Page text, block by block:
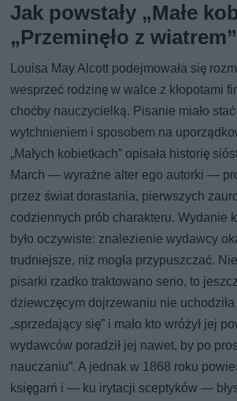
Jak powstały „Małe
„Przeminęło z wiatrem”
Louisa May Alcott podejmowała się
wesprzeć rodzinę w walce z kłopotami
choćby nauczycielką. Pisanie miało
wytchnieniem i sposobem na
„Małych kobietkach” opisała historię
March — wyraźne alter ego autorki —
przez świat dorastania, pierwszych
codziennych prób charakteru. Wydanie
było oczywiste: znalezienie wydawcy
trudniejsze, niż mogła przypuszczać.
pisarki rzadko traktowano serio, to
dziewczęcym dojrzewaniu nie
„sprzedający się” i mało kto wróżył jej
wydawców poradził jej nawet, by po
nauczaniu”. A jednak w 1868 roku
księgarń i — ku irytacji sceptyków —